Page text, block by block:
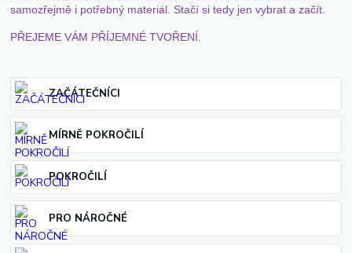
samozřejmě i potřebný materiál. Stačí si tedy jen vybrat a začít.
PŘEJEME VÁM PŘÍJEMNÉ TVOŘENÍ.
ZAČÁTEČNÍCI
MÍRNĚ POKROČILÍ
POKROČILÍ
PRO NÁROČNÉ